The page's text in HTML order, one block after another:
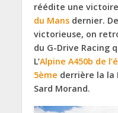
réédite une
du Mansdernier.
victorieuse, on
du G-Drive Racing
L’Alpine A450b de
5ème derrière la la
Sard Morand.